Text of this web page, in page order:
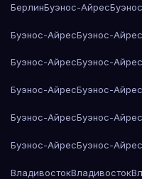
БерлинБуэнос-Айрес
Буэнос-АйресБуэнос-Айрес
Буэнос-АйресБуэнос-Айрес
Буэнос-АйресБуэнос-Айрес
Буэнос-АйресБуэнос-Айрес
Буэнос-АйресБуэнос-Айрес
ВладивостокВладивосток